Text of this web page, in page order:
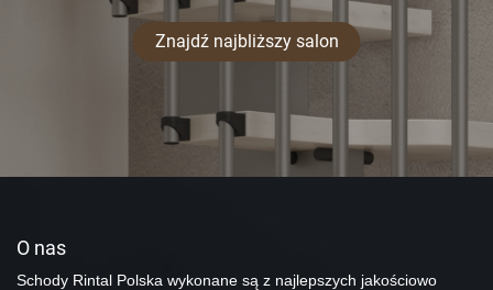
Znajdź najbliższy salon
O nas
Schody Rintal Polska wykonane są z najlepszych jakościowo